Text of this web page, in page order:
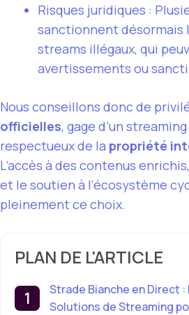
Risques juridiques :
sanctionnent désormais
streams illégaux, qui
avertissements ou
Nous conseillons donc de
officielles, gage d’un
respectueux de la propriété
L’accès à des contenus
et le soutien à l’écosystème
pleinement ce choix.
PLAN DE L'ARTICLE
Strade Bianche en Direct
Solutions de Streaming